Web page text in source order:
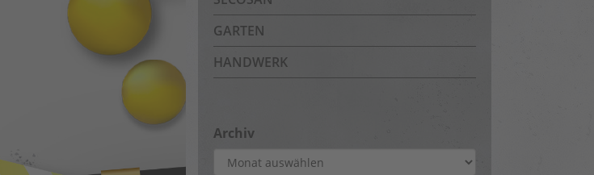
GARTEN
HANDWERK
Archiv
Archiv